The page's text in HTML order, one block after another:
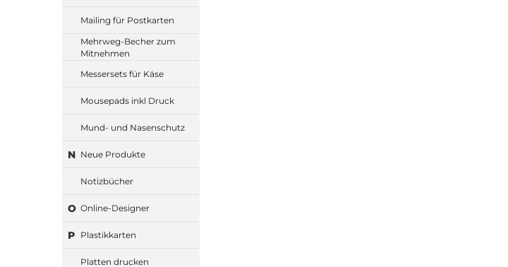
Mailing für Postkarten
Mehrweg-Becher zum
Mitnehmen
Messersets für Käse
Mousepads inkl Druck
Mund- und Nasenschutz
N Neue Produkte
Notizbücher
O Online-Designer
P Plastikkarten
Platten drucken